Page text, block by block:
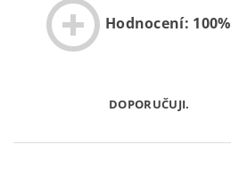
Hodnocení: 100%
DOPORUČUJI.